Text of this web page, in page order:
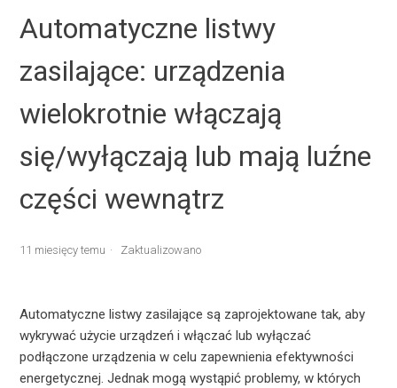
Automatyczne listwy
zasilające: urządzenia
wielokrotnie włączają
się/wyłączają lub mają luźne
części wewnątrz
11 miesięcy temu Zaktualizowano
Automatyczne listwy zasilające są zaprojektowane tak, aby
wykrywać użycie urządzeń i włączać lub wyłączać
podłączone urządzenia w celu zapewnienia efektywności
energetycznej. Jednak mogą wystąpić problemy, w których